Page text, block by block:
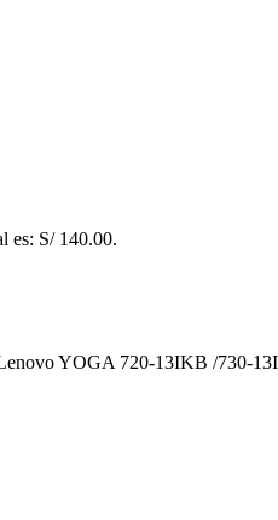
es: S/ 140.00.
YOGA 720-13IKB /730-